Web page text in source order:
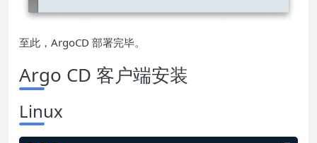
至此，ArgoCD 部署完毕。
Argo CD 客户端安装
Linux